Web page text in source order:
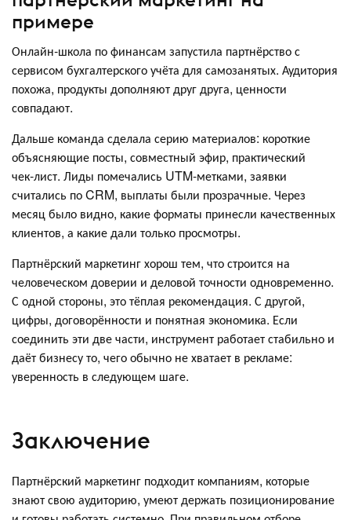
примере
Онлайн‑школа по финансам запустила партнёрство с
сервисом бухгалтерского учёта для самозанятых. Аудитория
похожа, продукты дополняют друг друга, ценности
совпадают.
Дальше команда сделала серию материалов: короткие
объясняющие посты, совместный эфир, практический
чек‑лист. Лиды помечались UTM‑метками, заявки
считались по CRM, выплаты были прозрачные. Через
месяц было видно, какие форматы принесли качественных
клиентов, а какие дали только просмотры.
Партнёрский маркетинг хорош тем, что строится на
человеческом доверии и деловой точности одновременно.
С одной стороны, это тёплая рекомендация. С другой,
цифры, договорённости и понятная экономика. Если
соединить эти две части, инструмент работает стабильно и
даёт бизнесу то, чего обычно не хватает в рекламе:
уверенность в следующем шаге.
Заключение
Партнёрский маркетинг подходит компаниям, которые
знают свою аудиторию, умеют держать позиционирование